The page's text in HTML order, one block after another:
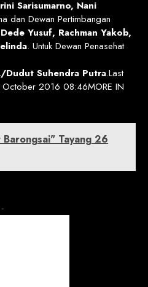
Sarisumarno, Nani
dan Dewan Pertimbangan
Yusuf, Rachman Yakob,
. Untuk Dewan Penasehat
Dudut Suhendra Putra.Last
2016 08:46MORE IN
Tayang 26
-